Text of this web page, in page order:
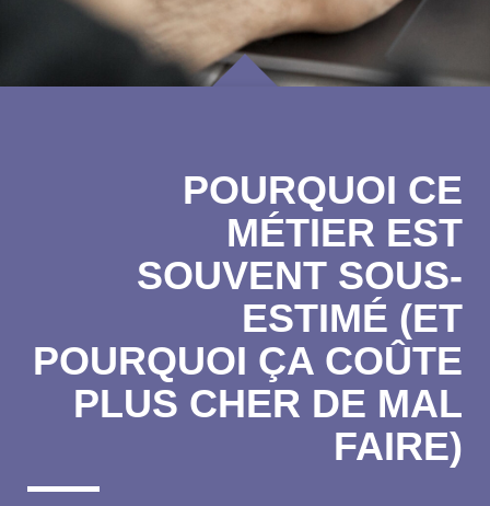
POURQUOI CE
MÉTIER EST
SOUVENT SOUS-
ESTIMÉ (ET
POURQUOI ÇA COÛTE
PLUS CHER DE MAL
FAIRE)